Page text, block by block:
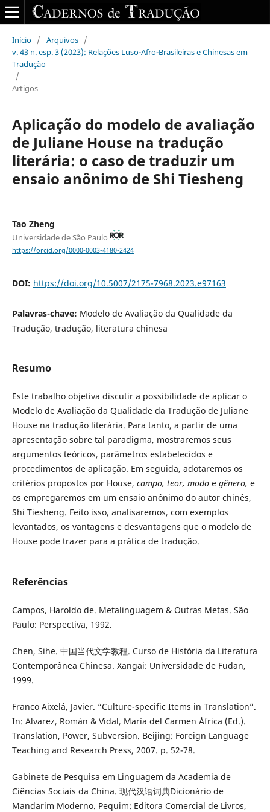
Início / Arquivos /
v. 43 n. esp. 3 (2023): Relações Luso-Afro-Brasileiras e Chinesas em
Tradução
/
Artigos
Aplicação do modelo de avaliação
de Juliane House na tradução
literária: o caso de traduzir um
ensaio anônimo de Shi Tiesheng
Tao Zheng
Universidade de São Paulo
https://orcid.org/0000-0003-4180-2424
DOI: https://doi.org/10.5007/2175-7968.2023.e97163
Palavras-chave: Modelo de Avaliação da Qualidade da
Tradução, tradução, literatura chinesa
Resumo
Este trabalho objetiva discutir a possibilidade de aplicar o
Modelo de Avaliação da Qualidade da Tradução de Juliane
House na tradução literária. Para tanto, a partir de uma
apresentação sobre tal paradigma, mostraremos seus
argumentos teóricos, parâmetros estabelecidos e
procedimentos de aplicação. Em seguida, adotaremos os
critérios propostos por House, campo, teor, modoe gênero, e
os empregaremos em um ensaio anônimo do autor chinês,
Shi Tiesheng. Feito isso, analisaremos, com exemplos
levantados, os vantagens e desvantagens que o modelo de
House pode trazer para a prática de tradução.
Referências
Campos, Haroldo de. Metalinguagem & Outras Metas. São
Paulo: Perspectiva, 1992.
Chen, Sihe. 中国当代文学教程. Curso de História da Literatura
Contemporânea Chinesa. Xangai: Universidade de Fudan,
1999.
Franco Aixelá, Javier. “Culture-specific Items in Translation”.
In: Alvarez, Román & Vidal, María del Carmen África (Ed.).
Translation, Power, Subversion. Beijing: Foreign Language
Teaching and Research Press, 2007. p. 52-78.
Gabinete de Pesquisa em Linguagem da Academia de
Ciências Sociais da China. 现代汉语词典Dicionário de
Mandarim Moderno. Pequim: Editora Comercial de Livros,